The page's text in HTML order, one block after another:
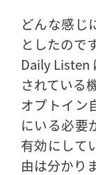
どんな感じ
としたので
Daily Listen
されている
オプトイン
にいる必要
有効にして
由は分かり